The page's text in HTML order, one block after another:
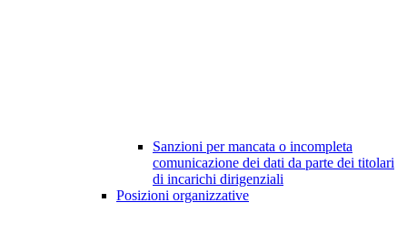
Sanzioni per mancata o incompleta
comunicazione dei dati da parte dei titolari
di incarichi dirigenziali
Posizioni organizzative